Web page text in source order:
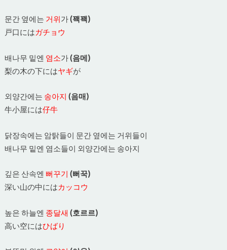
문간 옆에는 거위가(꽥꽥)
戸口にはガチョウ
배나무 밑엔 염소가(음메)
梨の木の下にはヤギが
외양간에는 송아지 (음매)
牛小屋には仔牛
닭장속에는 암탉들이 문간 옆에는 거위들이
배나무 밑엔 염소들이 외양간에는 송아지
깊은 산속엔 뻐꾸기 (뻐꾹)
深い山の中にはカッコウ
높은 하늘엔 종달새 (호르르)
高い空にはひばり